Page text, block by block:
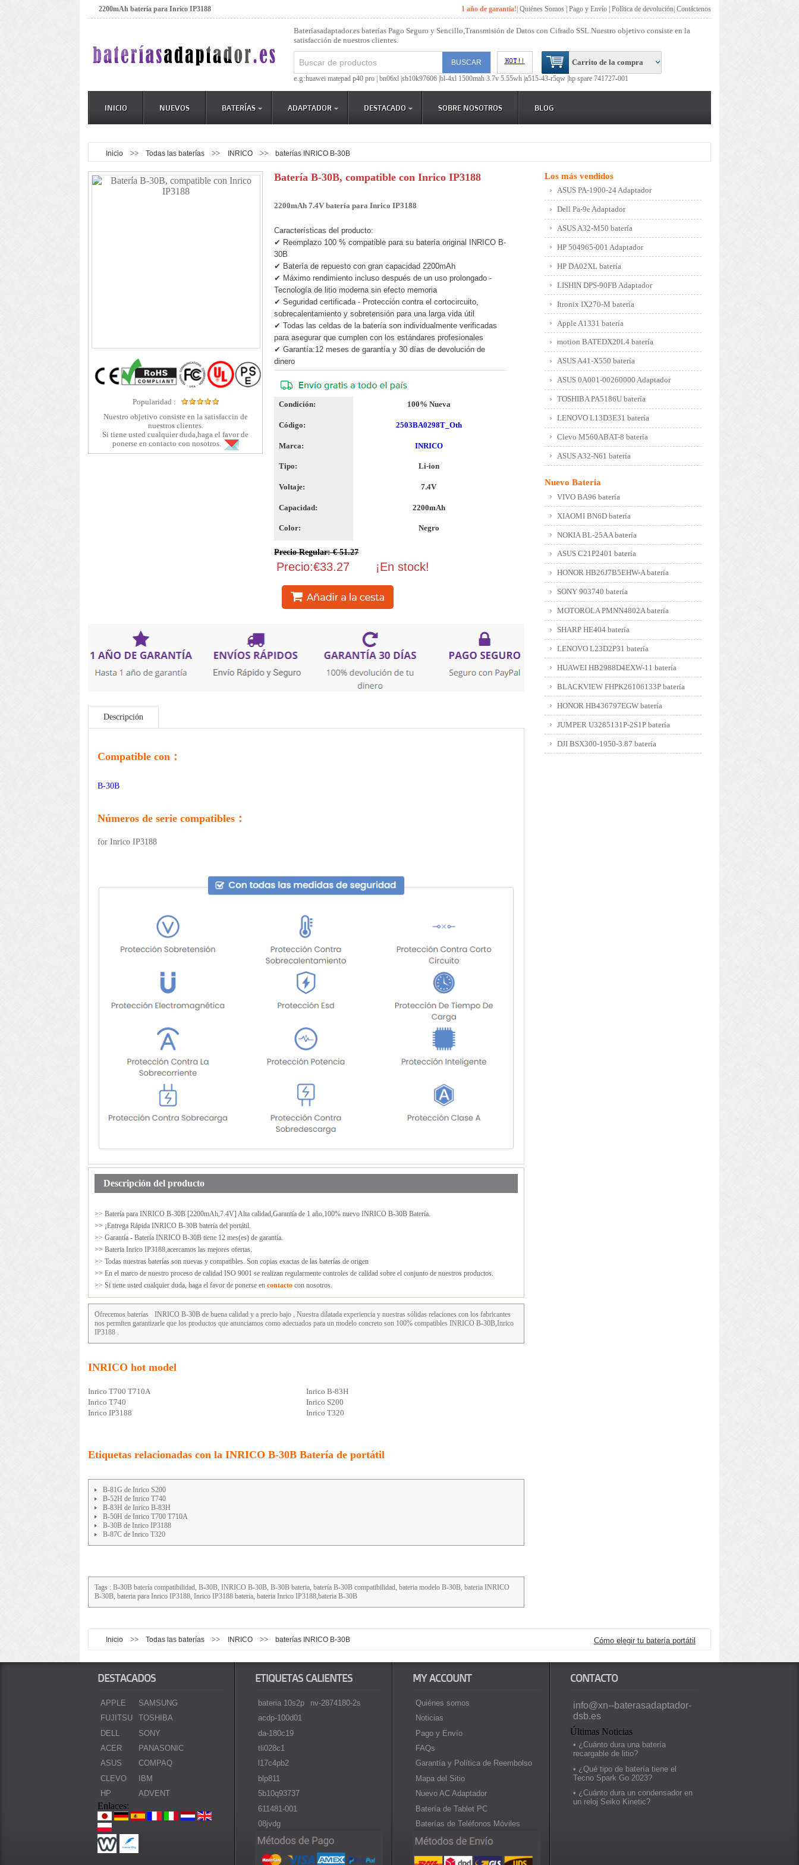
2200mAh batería para Inrico IP3188 1 año de garantía! |Quiénes Somos |Pago y Envío |Política de devolución |Contáctenos
Bateríasadaptador.es baterías Pago Seguro y Sencillo,Transmisión de Datos con Cifrado SSL.Nuestro objetivo consiste en la
satisfacción de nuestros clientes.
Carrito de la compra
e.g:huawei matepad p40 pro | bn06xl | sb10k97606 | bl-4xl 1500mah 3.7v 5.55wh | a515-43-r5qw | hp spare 741727-001
INICIO NUEVOS BATERÍAS ADAPTADOR DESTACADO SOBRE NOSOTROS BLOG
Inicio >> Todas las baterías >> INRICO >> baterías INRICO B-30B
Popularidad :
Nuestro objetivo consiste en la satisfaccin de
nuestros clientes.
Si tiene usted cualquier duda,haga el favor de
ponerse en contacto con nosotros.
Batería B-30B, compatible con Inrico IP3188
2200mAh 7.4V batería para Inrico IP3188
Características del producto:
✔ Reemplazo 100 % compatible para su batería original INRICO B-
30B
✔ Batería de repuesto con gran capacidad 2200mAh
✔ Máximo rendimiento incluso después de un uso prolongado -
Tecnología de litio moderna sin efecto memoria
✔ Seguridad certificada - Protección contra el cortocircuito,
sobrecalentamiento y sobretensión para una larga vida útil
✔ Todas las celdas de la batería son individualmente verificadas
para asegurar que cumplen con los estándares profesionales
✔ Garantía:12 meses de garantía y 30 días de devolución de
dinero
Condición: 100% Nueva
Código: 2503BA0298T_Oth
Marca: INRICO
Tipo: Li-ion
Voltaje: 7.4V
Capacidad: 2200mAh
Color: Negro
Precio Regular: € 51.27
Precio:€33.27 ¡En stock!
Descripción
Compatible con：
B-30B
Números de serie compatibles：
for Inrico IP3188
Descripción del producto
>> Batería para INRICO B-30B[2200mAh,7.4V] Alta calidad,Garantía de 1 año,100% nuevo INRICO B-30B Batería.
>> ¡Entrega Rápida INRICO B-30B batería del portátil.
>> Garantía - Batería INRICO B-30B tiene 12 mes(es) de garantía.
>> Bateria Inrico IP3188,acercamos las mejores ofertas.
>> Todas nuestras baterías son nuevas y compatibles. Son copias exactas de las baterías de origen
>> En el marco de nuestro proceso de calidad ISO 9001 se realizan regularmente controles de calidad sobre el conjunto de nuestros productos.
>> Si tiene usted cualquier duda, haga el favor de ponerse en contactocon nosotros.
Ofrecemos baterías INRICO B-30Bde buena calidad y a precio bajo , Nuestra dilatada experiencia y nuestras sólidas relaciones con los fabricantes
nos permiten garantizarle que los productos que anunciamos como adecuados para un modelo concreto son 100% compatibles INRICO B-30B,Inrico
IP3188 .
INRICO hot model
Inrico T700 T710A
Inrico B-83H
Inrico T740
Inrico S200
Inrico IP3188
Inrico T320
Etiquetas relacionadas con la INRICO B-30B Batería de portátil
B-81G de Inrico S200
B-52H de Inrico T740
B-83H de Inrico B-83H
B-50H de Inrico T700 T710A
B-30B de Inrico IP3188
B-87C de Inrico T320
Tags : B-30B batería compatibilidad, B-30B, INRICO B-30B, B-30B bateria, batería B-30B compatibilidad, bateria modelo B-30B, bateria INRICO
B-30B, bateria para Inrico IP3188, Inrico IP3188 bateria, bateria Inrico IP3188,bateria B-30B
Los más vendidos
ASUS PA-1900-24 Adaptador
Dell Pa-9e Adaptador
ASUS A32-M50 batería
HP 504965-001 Adaptador
HP DA02XL batería
LISHIN DPS-90FB Adaptador
Itronix IX270-M batería
Apple A1331 batería
motion BATEDX20L4 batería
ASUS A41-X550 batería
ASUS 0A001-00260000 Adaptador
TOSHIBA PA5186U batería
LENOVO L13D3E31 batería
Clevo M560ABAT-8 batería
ASUS A32-N61 batería
Nuevo Bateria
VIVO BA96 batería
XIAOMI BN6D batería
NOKIA BL-25AA batería
ASUS C21P2401 batería
HONOR HB26J7B5EHW-A batería
SONY 903740 batería
MOTOROLA PMNN4802A batería
SHARP HE404 batería
LENOVO L23D2P31 batería
HUAWEI HB2988D4EXW-11 batería
BLACKVIEW FHPK26106133P batería
HONOR HB436797EGW batería
JUMPER U3285131P-2S1P batería
DJI BSX300-1950-3.87 batería
Inicio >> Todas las baterías >> INRICO >> baterías INRICO B-30B Cómo elegir tu batería portátil
DESTACADOS
APPLE
FUJITSU
DELL
ACER
ASUS
CLEVO
HP
SAMSUNG
TOSHIBA
SONY
PANASONIC
COMPAQ
IBM
ADVENT
Enlaces:
ETIQUETAS CALIENTES
bateria 10s2p
acdp-100d01
da-180c19
tli028c1
l17c4pb2
blp811
5b10q93737
611481-001
08jvdg
nv-2874180-2s
MY ACCOUNT
Quiénes somos
Noticias
Pago y Envío
FAQs
Garantía y Política de Reembolso
Mapa del Sitio
Nuevo AC Adaptador
Batería de Tablet PC
Baterías de Teléfonos Móviles
CONTACTO
info@xn--baterasadaptador-
dsb.es
Últimas Noticias
• ¿Cuánto dura una batería
recargable de litio?
• ¿Qué tipo de batería tiene el
Tecno Spark Go 2023?
• ¿Cuánto dura un condensador en
un reloj Seiko Kinetic?